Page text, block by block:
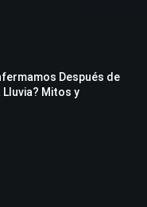
Después de
Mitos y